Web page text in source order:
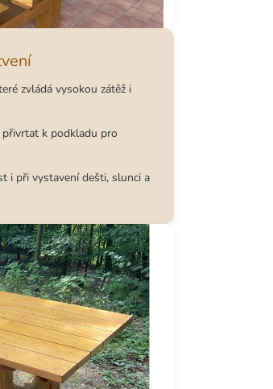
zvládá vysokou zátěž i
přivrtat k podkladu pro
i při vystavení dešti, slunci a